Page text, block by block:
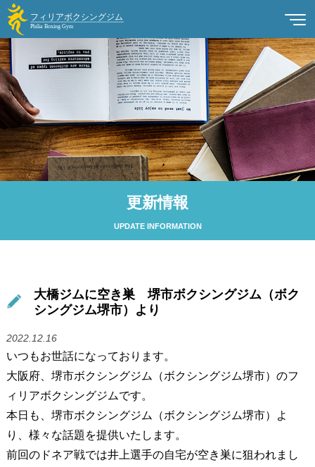
更新情報
UPDATE INFORMATION
大橋ジムに空き巣 堺市ボクシングジム（ボク
シングジム堺市）より
2022.12.16
いつもお世話になっております。
大阪府、堺市ボクシングジム（ボクシングジム堺市）のフ
ィリアボクシングジムです。
本日も、堺市ボクシングジム（ボクシングジム堺市）よ
り、様々な話題を提供いたします。
前回のドネア戦では井上選手の自宅が空き巣に狙われまし